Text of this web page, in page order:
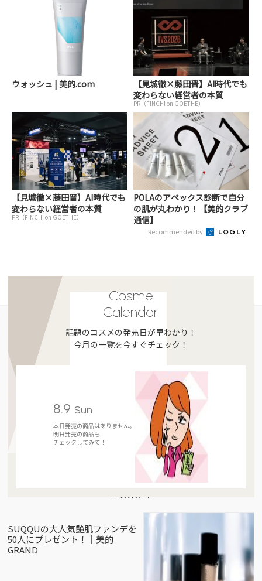
ウォッシュ | 美的.com
【見城徹×藤田晋】AI時代でも
変わらない経営者の本質
PR（FINCHI on GOETHE）
【見城徹×藤田晋】AI時代でも
変わらない経営者の本質
PR（FINCHI on GOETHE）
POLAのアペックス診断で自分
の肌が丸わかり！【美的クラブ
通信】
Recommended by
Cosme
Calendar
話題のコスメの発売日が早わかり！
今月の一覧を今すぐチェック！
8.9 Sun
本日発売の商品はありません。
明日発売の商品も
チェックしてみて！
Present
SUQQUの大人気艶肌ファンデを
50人にプレゼント！｜美的
GRAND